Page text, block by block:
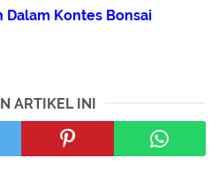
Dalam Kontes Bonsai
ARTIKEL INI